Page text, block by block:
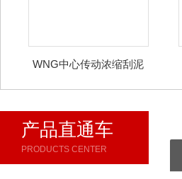
WNG中心传动浓缩刮泥
产品直通车
PRODUCTS CENTER